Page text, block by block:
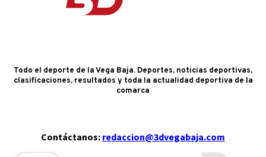
Todo el deporte de la Vega Baja. Deportes, noticias deportivas,
clasificaciones, resultados y toda la actualidad deportiva de la
comarca
Contáctanos: redaccion@3dvegabaja.com